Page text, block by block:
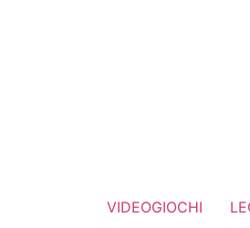
VIDEOGIOCHI